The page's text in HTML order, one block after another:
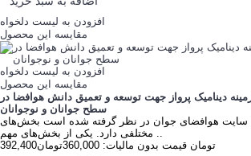
افزودن به لیست دلخواه
مقایسه این محصول
افزودن به لیست دلخواه
مقایسه این محصول
دینامیک پرواز جهت توسعه و تعمیق دانش هوافضا در
سطح جوانان و نوجوانان
سایت هوافضای جوان در نظر گرفته شده است بخش‌های
392,400تومان قیمت بدون مالیات: 360,000تومان